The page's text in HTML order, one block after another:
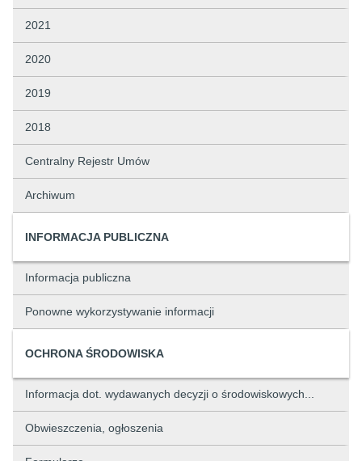
2021
2020
2019
2018
Centralny Rejestr Umów
Archiwum
INFORMACJA PUBLICZNA
Informacja publiczna
Ponowne wykorzystywanie informacji
OCHRONA ŚRODOWISKA
Informacja dot. wydawanych decyzji o środowiskowych...
Obwieszczenia, ogłoszenia